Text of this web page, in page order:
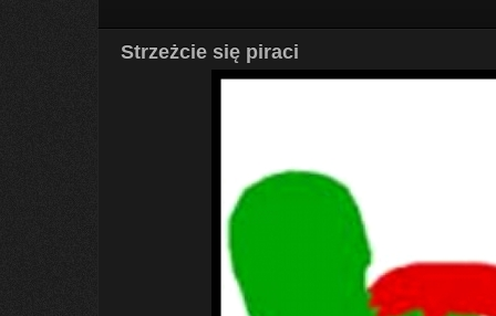
Strzeżcie się piraci